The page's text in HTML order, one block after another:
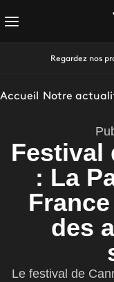
Regardez nos
Accueil Notre
Festival
: La
des
Le festival de